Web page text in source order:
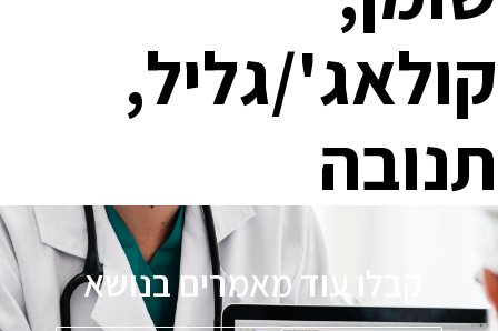
קולאג'/גליל,
תנובה
קבלו עוד מאמרים בנושאפ